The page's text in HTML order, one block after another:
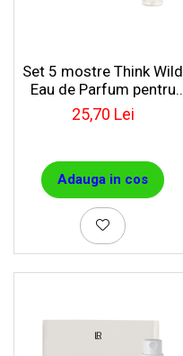
Set 5 mostre Think Wild
Eau de Parfum pentru
barbați
25,70 Lei
Adauga in cos